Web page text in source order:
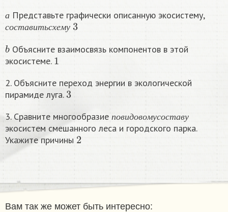
а Представьте графически описанную экосистему,
с о с т а в и т ь сх ем у
с оставитьсхему
3
b
Объясните взаимосвязь компонентов в этой
экосистеме.
1
2. Объясните переход энергии в экологической
пирамиде луга.
3
3. Сравните многообразие п о в и д о в ом у с о с т а в у
экосистем смешанного леса и городского парка.
Укажите причины
2
Вам так же может быть интересно: